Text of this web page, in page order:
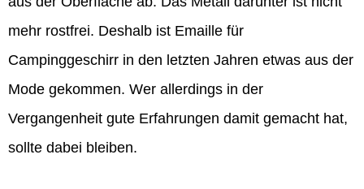
mehr rostfrei. Deshalb ist Emaille für
Campinggeschirr in den letzten Jahren etwas aus der
Mode gekommen. Wer allerdings in der
Vergangenheit gute Erfahrungen damit gemacht hat,
sollte dabei bleiben.